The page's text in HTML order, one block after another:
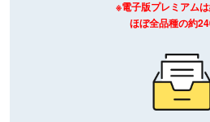
※電子版プレミアム
ほぼ全品種の約